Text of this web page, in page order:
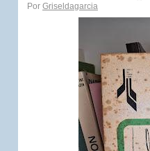
Por Griseldagarcia